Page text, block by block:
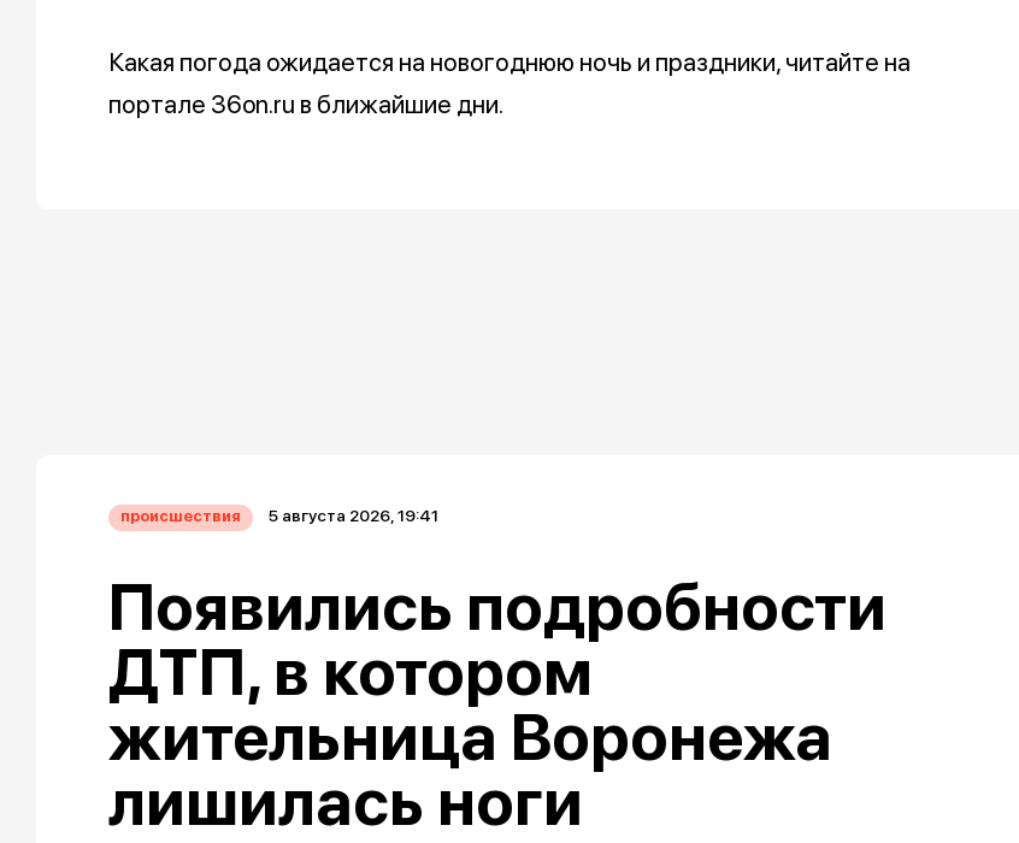
Какая погода ожидается на новогоднюю ночь и праздники, читайте на
портале 36on.ru в ближайшие дни.
происшествия 5 августа 2026, 19:41
Появились подробности
ДТП, в котором
жительница Воронежа
лишилась ноги